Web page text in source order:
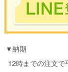
LINEのアカウ
納期
12時までの注文で